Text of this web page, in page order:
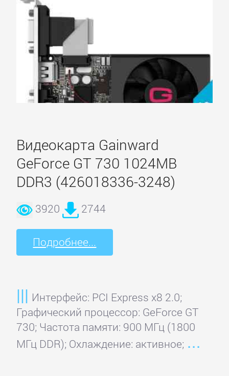
Видеокарта Gainward
GeForce GT 730 1024MB
DDR3 (426018336-3248)
3920 2744
Подробнее...
Интерфейс: PCI Express x8 2.0;
Графический процессор: GeForce GT
730; Частота памяти: 900 МГц (1800
МГц DDR); Охлаждение: активное;
Главное
Главная
Вход
Контакты